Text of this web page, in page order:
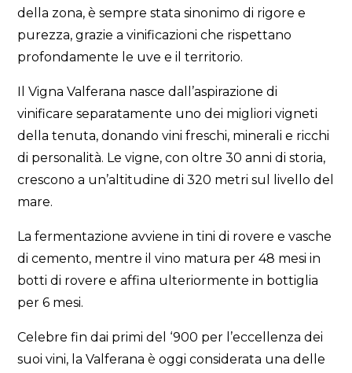
della zona, è sempre stata sinonimo di rigore e
purezza, grazie a vinificazioni che rispettano
profondamente le uve e il territorio.
Il Vigna Valferana nasce dall’aspirazione di
vinificare separatamente uno dei migliori vigneti
della tenuta, donando vini freschi, minerali e ricchi
di personalità. Le vigne, con oltre 30 anni di storia,
crescono a un’altitudine di 320 metri sul livello del
mare.
La fermentazione avviene in tini di rovere e vasche
di cemento, mentre il vino matura per 48 mesi in
botti di rovere e affina ulteriormente in bottiglia
per 6 mesi.
Celebre fin dai primi del ‘900 per l’eccellenza dei
suoi vini, la Valferana è oggi considerata una delle